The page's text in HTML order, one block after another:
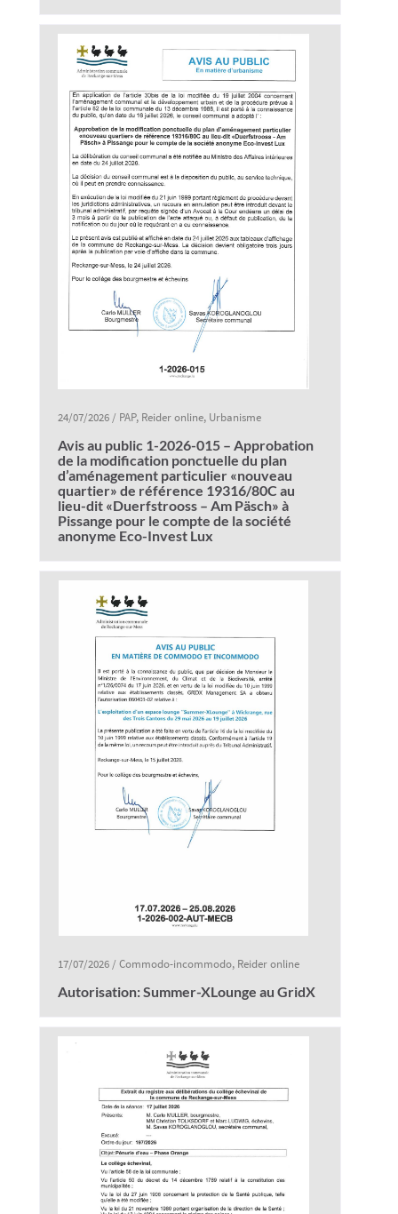
24/07/2026/ PAP, Reider online, Urbanisme
Avis au public 1-2026-015 – Approbation
de la modification ponctuelle du plan
d’aménagement particulier «nouveau
quartier» de référence 19316/80C au
lieu-dit «Duerfstrooss – Am Päsch» à
Pissange pour le compte de la société
anonyme Eco-Invest Lux
17/07/2026/Commodo-incommodo, Reider online
Autorisation: Summer-XLounge au GridX